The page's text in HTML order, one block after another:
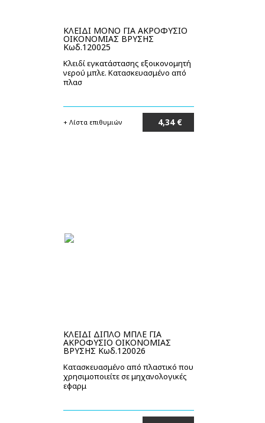
ΚΛΕΙΔΙ ΜΟΝΟ ΓΙΑ ΑΚΡΟΦΥΣΙΟ
ΟΙΚΟΝΟΜΙΑΣ ΒΡΥΣΗΣ
Κωδ.120025
Κλειδί εγκατάστασης εξοικονομητή
νερού μπλε. Κατασκευασμένο από
πλασ
+ Λίστα επιθυμιών 4,34 €
ΚΛΕΙΔΙ ΔΙΠΛΟ ΜΠΛΕ ΓΙΑ
ΑΚΡΟΦΥΣΙΟ ΟΙΚΟΝΟΜΙΑΣ
ΒΡΥΣΗΣ Κωδ.120026
Κατασκευασμένο από πλαστικό που
χρησιμοποιείτε σε μηχανολογικές
εφαρμ